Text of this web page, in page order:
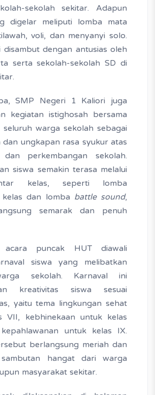
sekolah sekitar. Adapun
digelar meliputi lomba mata
voli, dan menyanyi solo.
disambut dengan antusias oleh
serta sekolah-sekolah SD di
SMP Negeri 1 Kaliori juga
kegiatan istighosah bersama
seluruh warga sekolah sebagai
ungkapan rasa syukur atas
dan perkembangan sekolah.
siswa semakin terasa melalui
kelas, seperti lomba
kelas dan lomba battle sound,
semarak dan penuh
acara puncak HUT diawali
siswa yang melibatkan
sekolah. Karnaval ini
kreativitas siswa sesuai
yaitu tema lingkungan sehat
VII, kebhinekaan untuk kelas
untuk kelas IX.
berlangsung meriah dan
hangat dari warga
masyarakat sekitar.